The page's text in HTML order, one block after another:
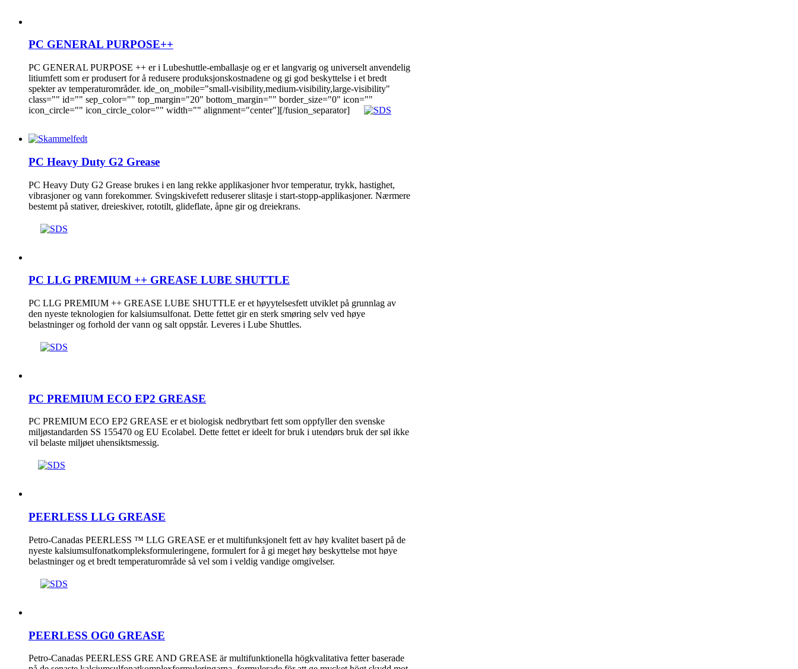
PC GENERAL PURPOSE++
PC GENERAL PURPOSE ++ er i Lubeshuttle-emballasje og er et langvarig og universelt anvendelig
litiumfett som er produsert for å redusere produksjonskostnadene og gi god beskyttelse i et bredt
spekter av temperaturområder. ide_on_mobile="small-visibility,medium-visibility,large-visibility"
class="" id="" sep_color="" top_margin="20" bottom_margin="" border_size="0" icon=""
icon_circle="" icon_circle_color="" width="" alignment="center"][/fusion_separator]
PC Heavy Duty G2 Grease
PC Heavy Duty G2 Grease brukes i en lang rekke applikasjoner hvor temperatur, trykk, hastighet,
vibrasjoner og vann forekommer. Svingskivefett reduserer slitasje i start-stopp-applikasjoner. Nærmere
bestemt på stativer, dreieskiver, rototilt, glideflate, åpne gir og dreiekrans.
PC LLG PREMIUM ++ GREASE LUBE SHUTTLE
PC LLG PREMIUM ++ GREASE LUBE SHUTTLE er et høyytelsesfett utviklet på grunnlag av
den nyeste teknologien for kalsiumsulfonat. Dette fettet gir en sterk smøring selv ved høye
belastninger og forhold der vann og salt oppstår. Leveres i Lube Shuttles.
PC PREMIUM ECO EP2 GREASE
PC PREMIUM ECO EP2 GREASE er et biologisk nedbrytbart fett som oppfyller den svenske
miljøstandarden SS 155470 og EU Ecolabel. Dette fettet er ideelt for bruk i utendørs bruk der søl ikke
vil belaste miljøet uhensiktsmessig.
PEERLESS LLG GREASE
Petro-Canadas PEERLESS ™ LLG GREASE er et multifunksjonelt fett av høy kvalitet basert på de
nyeste kalsiumsulfonatkompleksformuleringene, formulert for å gi meget høy beskyttelse mot høye
belastninger og et bredt temperaturområde så vel som i veldig vandige omgivelser.
PEERLESS OG0 GREASE
Petro-Canadas PEERLESS GRE AND GREASE är multifunktionella högkvalitativa fetter baserade